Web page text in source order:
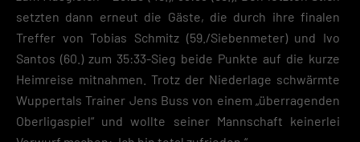
setzten dann erneut die Gäste, die durch ihre finalen
Treffer von Tobias Schmitz (59./Siebenmeter) und Ivo
Santos (60.) zum 35:33-Sieg beide Punkte auf die kurze
Heimreise mitnahmen. Trotz der Niederlage schwärmte
Wuppertals Trainer Jens Buss von einem „überragenden
Oberligaspiel“ und wollte seiner Mannschaft keinerlei